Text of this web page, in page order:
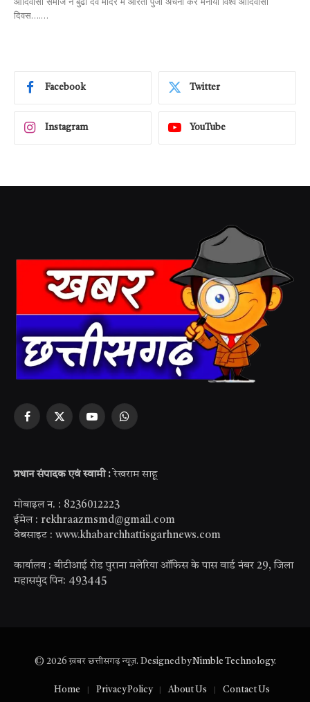
दिवस….…
Facebook Twitter
Instagram YouTube
Facebook
X
YouTubeWhatsApp
प्रधान संपादक एवं स्वामी : रेखराम साहू
मोबाइल न. : 8236012223
ईमेल : rekhraazmsmd@gmail.com
वेबसाइट : www.khabarchhattisgarhnews.com
कार्यालय : बीटीआई रोड पुराना मलेरिया ऑफिस के पास वार्ड नंबर 29, जिला
महासमुंद पिन: 493445
© 2026 ख़बर छत्तीसगढ़ न्यूज़. Designed byNimble Technology.
Home Privacy Policy About Us Contact Us